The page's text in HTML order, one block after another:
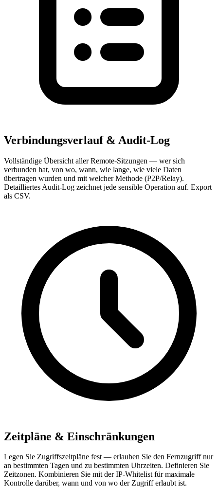
Verbindungsverlauf & Audit-Log
Vollständige Übersicht aller Remote-Sitzungen — wer sich
verbunden hat, von wo, wann, wie lange, wie viele Daten
übertragen wurden und mit welcher Methode (P2P/Relay).
Detailliertes Audit-Log zeichnet jede sensible Operation auf. Export
als CSV.
Zeitpläne & Einschränkungen
Legen Sie Zugriffszeitpläne fest — erlauben Sie den Fernzugriff nur
an bestimmten Tagen und zu bestimmten Uhrzeiten. Definieren Sie
Zeitzonen. Kombinieren Sie mit der IP-Whitelist für maximale
Kontrolle darüber, wann und von wo der Zugriff erlaubt ist.